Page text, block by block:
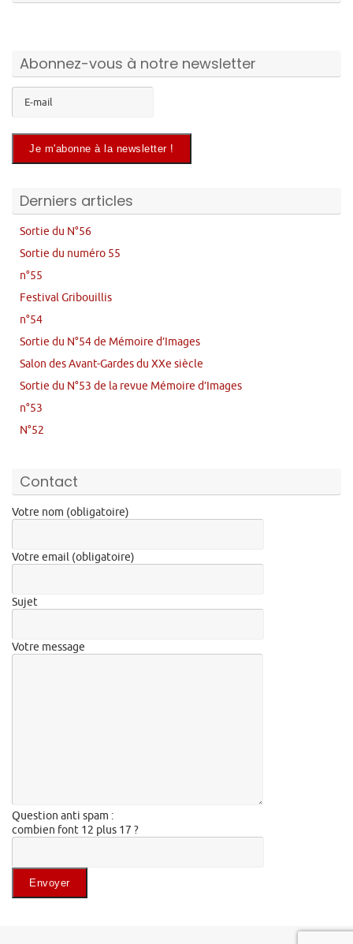
Abonnez-vous à notre newsletter
Derniers articles
Sortie du N°56
Sortie du numéro 55
n°55
Festival Gribouillis
n°54
Sortie du N°54 de Mémoire d’Images
Salon des Avant-Gardes du XXe siècle
Sortie du N°53 de la revue Mémoire d’Images
n°53
N°52
Contact
Votre nom (obligatoire)
Votre email (obligatoire)
Sujet
Votre message
Question anti spam :
combien font 12 plus 17 ?